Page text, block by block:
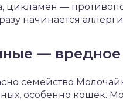
цикламен —
начинается
— вредное
семейство
особенно кошек.